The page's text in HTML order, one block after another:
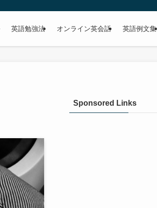
英語勉強法 オンライン英会話 英語例文集
Sponsored Links